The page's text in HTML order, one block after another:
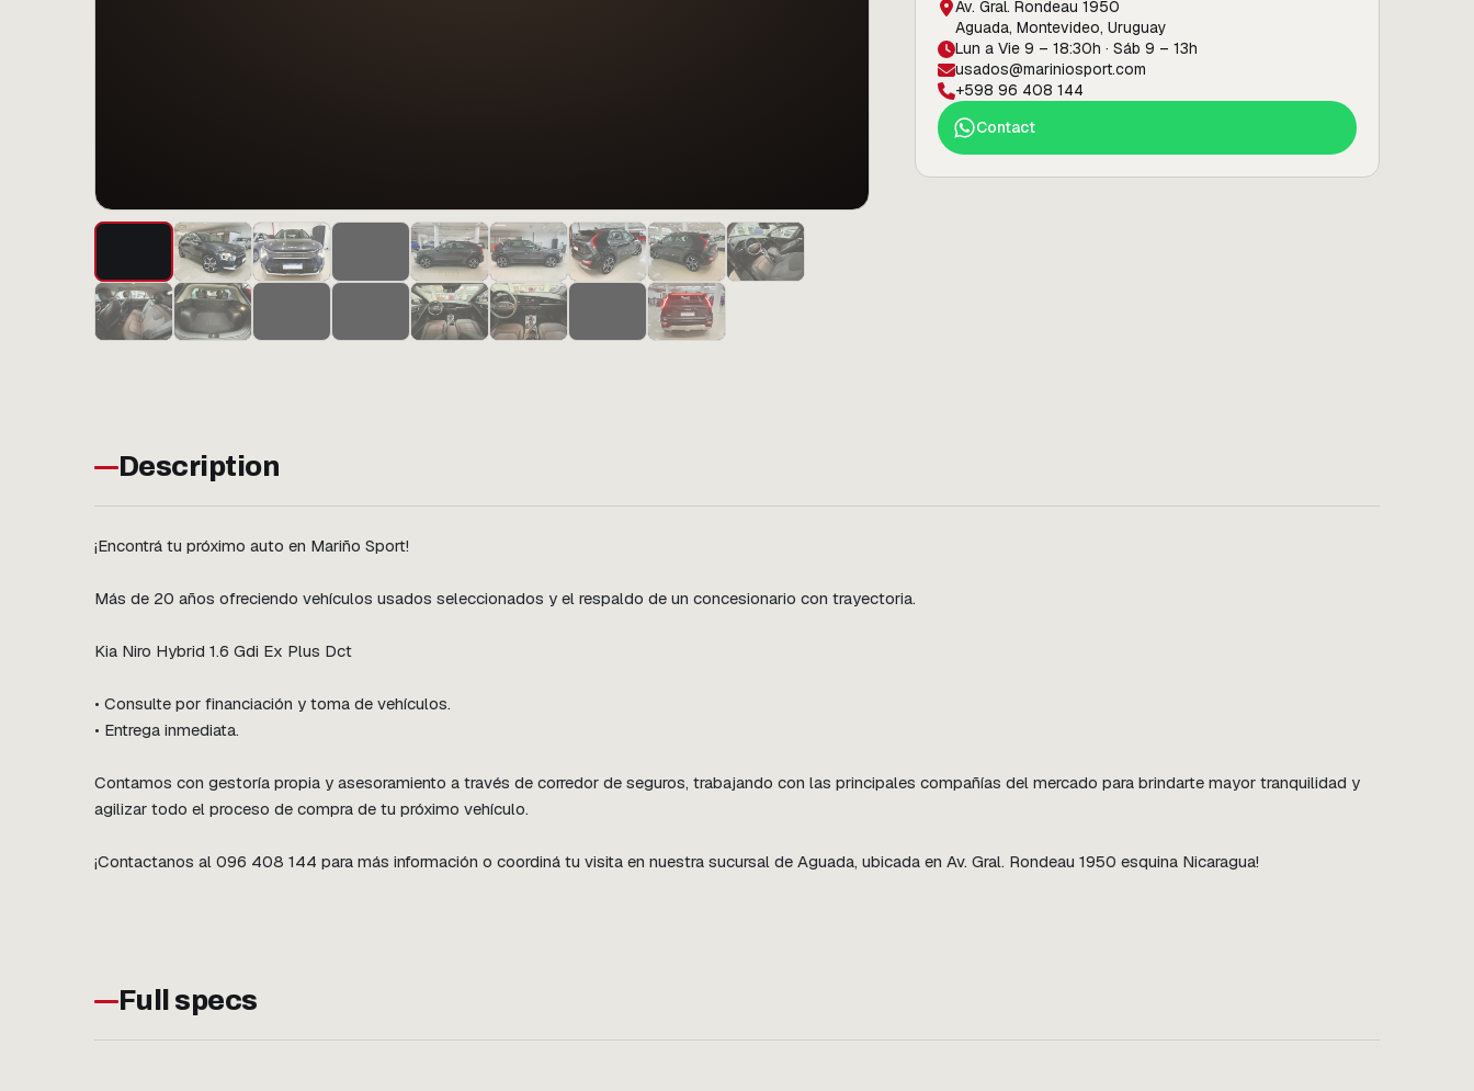
Av. Gral. Rondeau 1950
Aguada, Montevideo, Uruguay
Lun a Vie 9 – 18:30h · Sáb 9 – 13h
usados@mariniosport.com
+598 96 408 144
Contact
Description
¡Encontrá tu próximo auto en Mariño Sport!
Más de 20 años ofreciendo vehículos usados seleccionados y el respaldo de un concesionario con trayectoria.
Kia Niro Hybrid 1.6 Gdi Ex Plus Dct
• Consulte por financiación y toma de vehículos.
• Entrega inmediata.
Contamos con gestoría propia y asesoramiento a través de corredor de seguros, trabajando con las principales compañías del mercado para brindarte mayor tranquilidad y
agilizar todo el proceso de compra de tu próximo vehículo.
¡Contactanos al 096 408 144 para más información o coordiná tu visita en nuestra sucursal de Aguada, ubicada en Av. Gral. Rondeau 1950 esquina Nicaragua!
Full specs